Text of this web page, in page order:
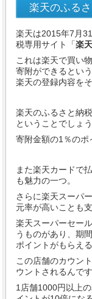
楽天のふる
楽天は2015年7月
税専用サイト「楽
これは楽天で買い
寄附ができるとい
楽天の登録内容を
楽天のふるさと納
ということでしょう
寄附金額の1％のポ
また楽天カードで
も魅力の一つ。
さらに楽天スーパ
元率が高いことも
楽天スーパーセー
うものがあり、期
ポイントがもらえ
この店舗のカウン
ウントされるんです
1店舗1000円以上